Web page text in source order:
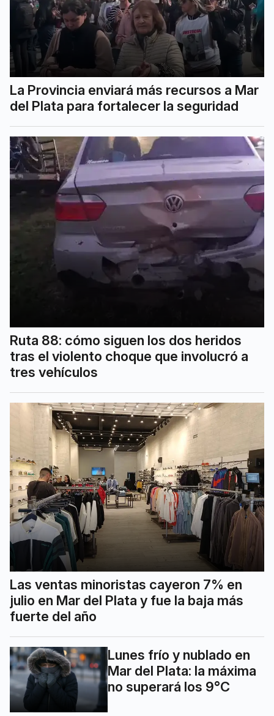
La Provincia enviará más recursos a Mar
del Plata para fortalecer la seguridad
Ruta 88: cómo siguen los dos heridos
tras el violento choque que involucró a
tres vehículos
Las ventas minoristas cayeron 7% en
julio en Mar del Plata y fue la baja más
fuerte del año
Lunes frío y nublado en
Mar del Plata: la máxima
no superará los 9°C